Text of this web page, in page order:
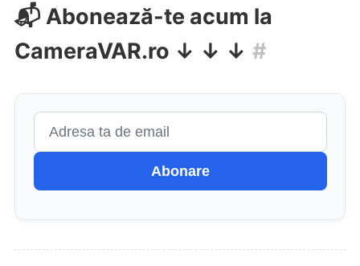
📬 Abonează-te acum la
CameraVAR.ro ↓ ↓ ↓ #
Abonare